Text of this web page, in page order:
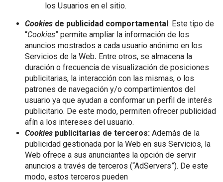
los Usuarios en el sitio.
Cookies de publicidad comportamental: Este tipo de
“Cookies” permite ampliar la información de los
anuncios mostrados a cada usuario anónimo en los
Servicios de la Web. Entre otros, se almacena la
duración o frecuencia de visualización de posiciones
publicitarias, la interacción con las mismas, o los
patrones de navegación y/o compartimientos del
usuario ya que ayudan a conformar un perfil de interés
publicitario. De este modo, permiten ofrecer publicidad
afín a los intereses del usuario.
Cookies publicitarias de terceros: Además de la
publicidad gestionada por la Web en sus Servicios, la
Web ofrece a sus anunciantes la opción de servir
anuncios a través de terceros (“AdServers”). De este
modo, estos terceros pueden